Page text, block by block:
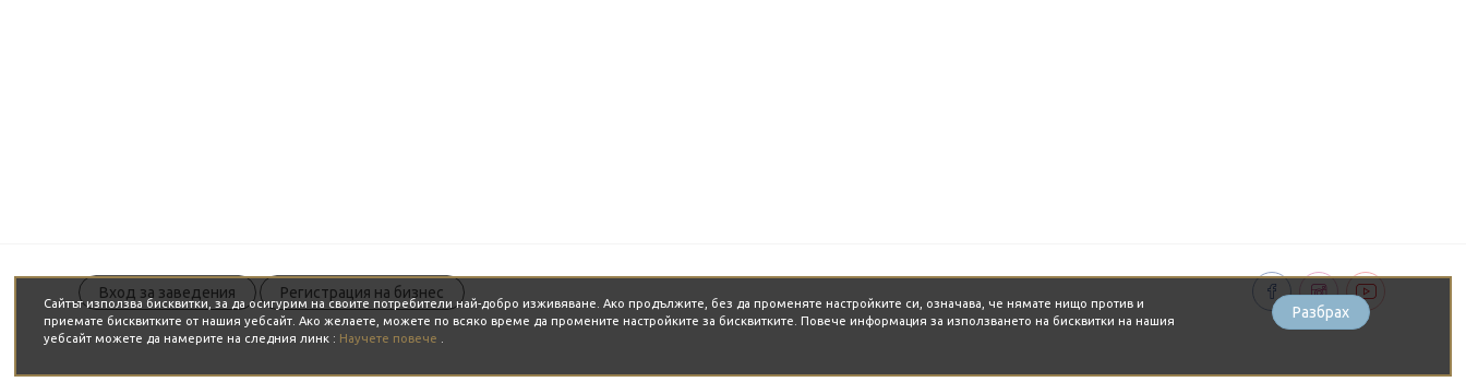
Вход за заведения Регистрация на бизнес
Сайтът използва бисквитки, за да осигурим на своите потребители най-добро изживяване. Ако продължите, без да променяте настройките си, означава, че нямате нищо против и
приемате бисквитките от нашия уебсайт. Ако желаете, можете по всяко време да промените настройките за бисквитките. Повече информация за използването на бисквитки на нашия
уебсайт можете да намерите на следния линк : Научете повече
Разбрах